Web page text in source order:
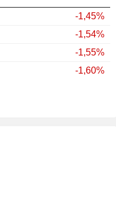
-1,45%
-1,54%
-1,55%
-1,60%